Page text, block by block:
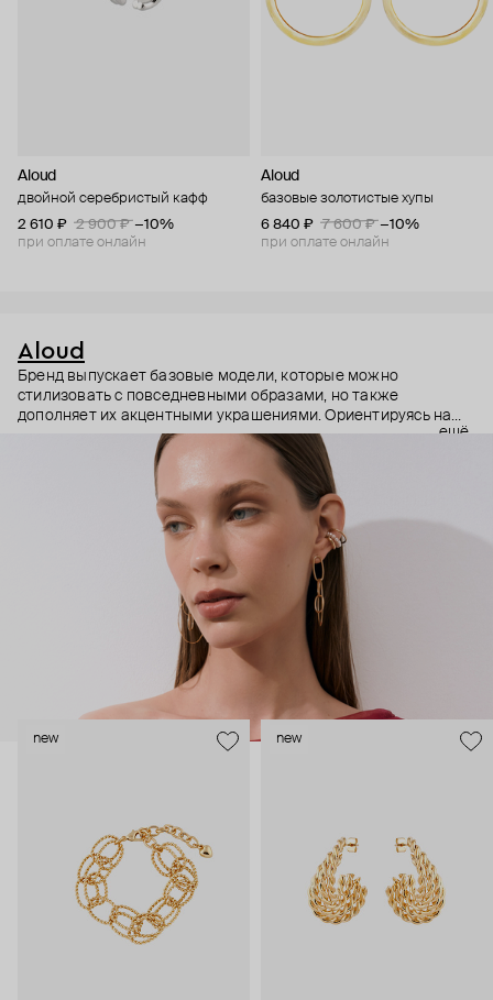
Aloud
двойной серебристый кафф
2 610 ₽
2 900 ₽ −10%
при оплате онлайн
Aloud
базовые золотистые хупы
6 840 ₽
7 600 ₽ −10%
при оплате онлайн
Aloud
Бренд выпускает базовые модели, которые можно
стилизовать с повседневными образами, но также
дополняет их акцентными украшениями. Ориентируясь на
долгосрочные тренды, вдохновляясь культурой, искусством и
людьми, Aloud показывает коллекции несколько раз в год. А
в названии бренда зашифрован призыв слушать внутренний
голос и транслировать его через украшения.
ещё
new new